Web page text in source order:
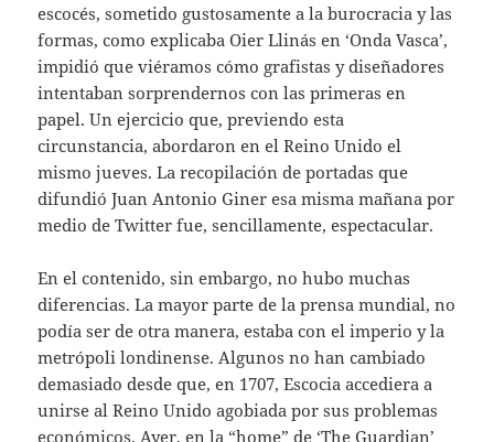
escocés, sometido gustosamente a la burocracia y las
formas, como explicaba Oier Llinás en ‘Onda Vasca’,
impidió que viéramos cómo grafistas y diseñadores
intentaban sorprendernos con las primeras en
papel. Un ejercicio que, previendo esta
circunstancia, abordaron en el Reino Unido el
mismo jueves. La recopilación de portadas que
difundió Juan Antonio Giner esa misma mañana por
medio de Twitter fue, sencillamente, espectacular.
En el contenido, sin embargo, no hubo muchas
diferencias. La mayor parte de la prensa mundial, no
podía ser de otra manera, estaba con el imperio y la
metrópoli londinense. Algunos no han cambiado
demasiado desde que, en 1707, Escocia accediera a
unirse al Reino Unido agobiada por sus problemas
económicos. Ayer, en la “home” de ‘The Guardian’